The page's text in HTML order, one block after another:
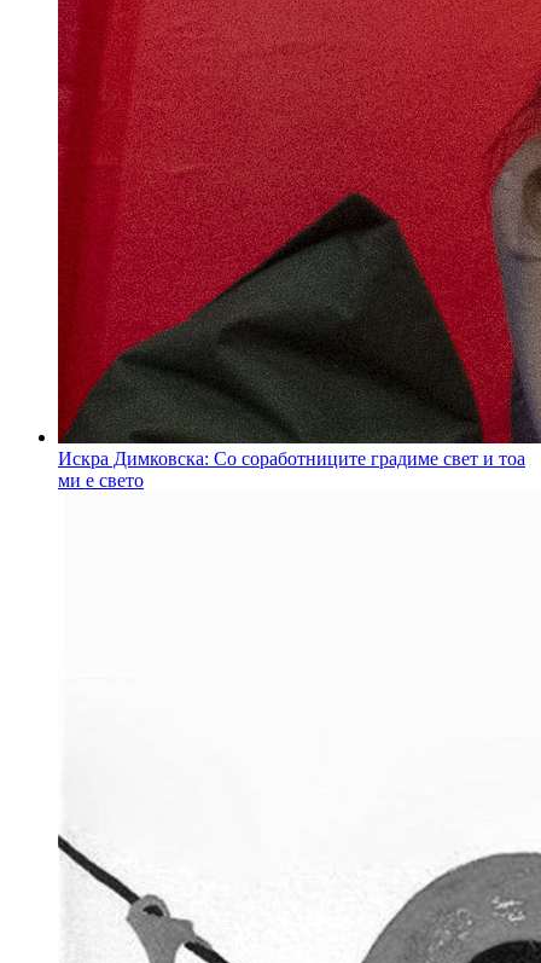
Искра Димковска: Со соработниците градиме свет и тоа
ми е свето